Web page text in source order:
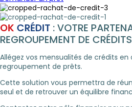
OK CRÉDIT : VOTRE
REGROUPEMENT DE
Allégez vos mensualités de crédits
regroupement de prêts.
Cette solution vous permettra de
seul et de retrouver un équilibre